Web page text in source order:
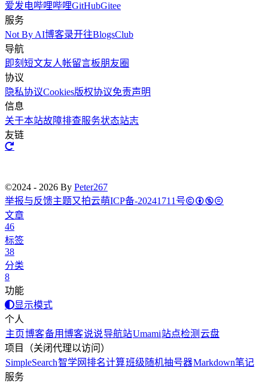
爱发电哔哩哔哩GitHubGitee
服务
Not By AI博客录开往BlogsClub
导航
即刻短文友人帐留言板朋友圈
协议
隐私协议Cookies版权协议免责声明
信息
关于本站故障排查服务状态站志
友链
©2024 - 2026 By Peter267
举报与反馈主题又拍云萌ICP备-20241711号
文章
46
标签
38
分类
8
功能
显示模式
个人
主页博客备用博客说说导航站Umami站点检测 云盘
项目（关闭代理以访问）
SimpleSearch智学网排名计算班级随机抽号器Markdown笔记
服务